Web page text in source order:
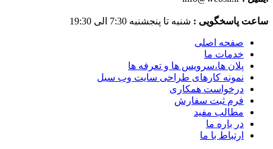
ساعت پاسخگویی : شنبه تا پنجشنبه 7:30 الی 19:30
صفحه اصلی
خدمات ما
پلان ها،سرویس ها و تعرفه ها
نمونه کارهای طراحی سایت وب سیل
درخواست همکاری
فرم ثبت سفارش
مطالب مفید
در باره ما
ارتباط با ما